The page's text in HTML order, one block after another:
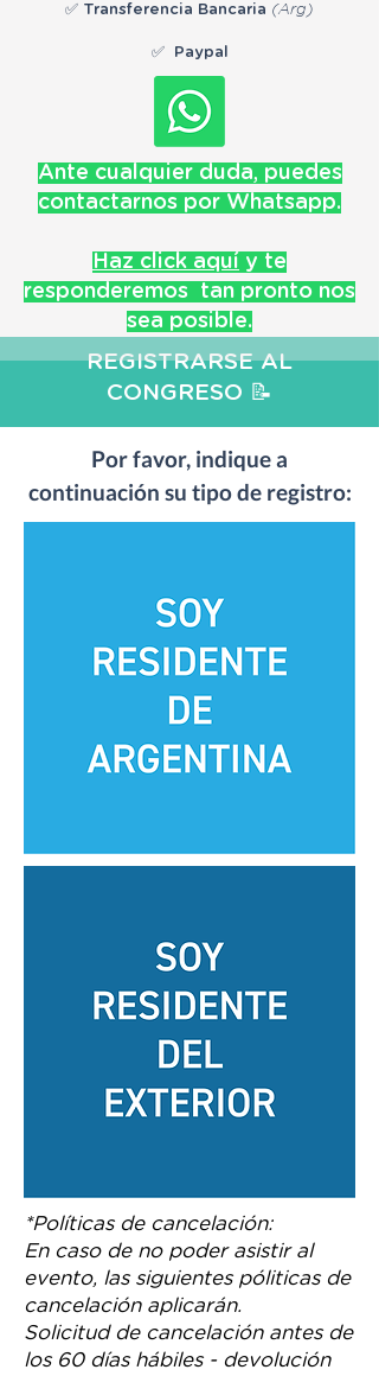
REGISTRARSE AL
CONGRESO 📝
✅ Transferencia Bancaria (Arg)
✅ Paypal
Ante cualquier duda, puedes
contactarnos por Whatsapp.
Haz click aquí y te
responderemos tan pronto nos
sea posible.
Por favor, indique a
continuación su tipo de registro:
*Políticas de cancelación:
En caso de no poder asistir al
evento, las siguientes póliticas de
cancelación aplicarán.
Solicitud de cancelación antes de
los 60 días hábiles - devolución